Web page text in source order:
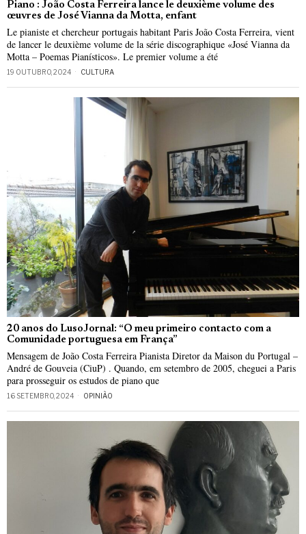
Piano : João Costa Ferreira lance le deuxième volume des
œuvres de José Vianna da Motta, enfant
Le pianiste et chercheur portugais habitant Paris João Costa Ferreira, vient
de lancer le deuxième volume de la série discographique «José Vianna da
Motta – Poemas Pianísticos». Le premier volume a été
19 OUTUBRO, 2024 CULTURA
20 anos do LusoJornal: “O meu primeiro contacto com a
Comunidade portuguesa em França”
Mensagem de João Costa Ferreira Pianista Diretor da Maison du Portugal –
André de Gouveia (CiuP) . Quando, em setembro de 2005, cheguei a Paris
para prosseguir os estudos de piano que
16 SETEMBRO, 2024 OPINIÃO